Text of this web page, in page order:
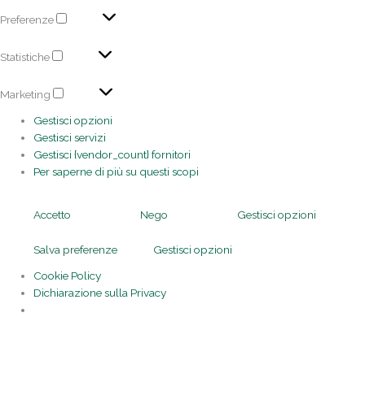
Preferenze
Statistiche
Marketing
Gestisci opzioni
Gestisci servizi
Gestisci {vendor_count} fornitori
Per saperne di più su questi scopi
Accetto Nego Gestisci opzioni
Salva preferenze
Gestisci opzioni
Cookie Policy
Dichiarazione sulla Privacy